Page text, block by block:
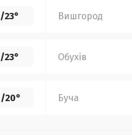
/23° Вишгород
/23° Обухів
/20° Буча